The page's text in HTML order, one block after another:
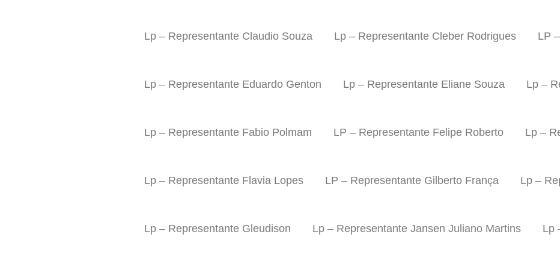
Lp – Representante Claudio Souza Lp – Representante Cleber Rodrigues LP
Lp – Representante Eduardo Genton Lp – Representante Eliane Souza Lp –
Lp – Representante Fabio Polmam LP – Representante Felipe Roberto Lp –
Lp – Representante Flavia Lopes LP – Representante Gilberto França Lp –
Lp – Representante Gleudison Lp – Representante Jansen Juliano Martins Lp